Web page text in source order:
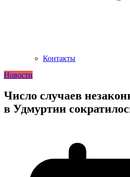
Контакты
Новости
Число случаев
в Удмуртии